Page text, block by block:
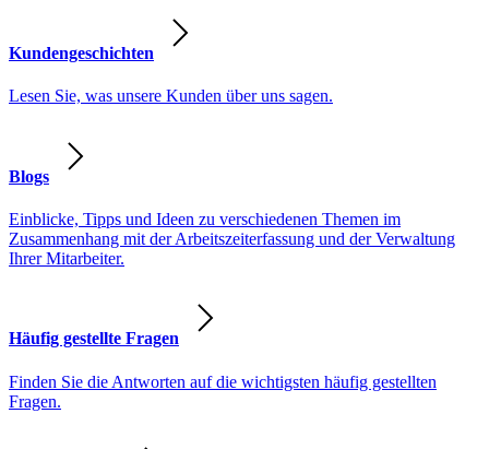
Kundengeschichten
Lesen Sie, was unsere Kunden über uns sagen.
Blogs
Einblicke, Tipps und Ideen zu verschiedenen Themen im
Zusammenhang mit der Arbeitszeiterfassung und der Verwaltung
Ihrer Mitarbeiter.
Häufig gestellte Fragen
Finden Sie die Antworten auf die wichtigsten häufig gestellten
Fragen.